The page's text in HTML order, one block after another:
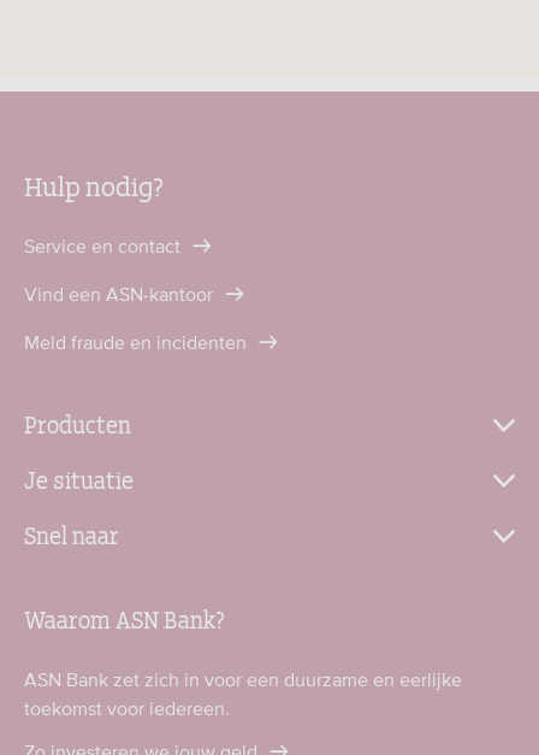
Hulp nodig?
Service en contact
Vind een ASN-kantoor
Meld fraude en incidenten
Producten
Je situatie
Snel naar
Waarom ASN Bank?
ASN Bank zet zich in voor een duurzame en eerlijke
toekomst voor iedereen.